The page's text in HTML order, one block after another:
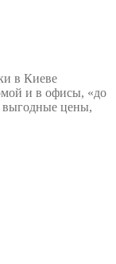
в Киеве
и в офисы, «до
выгодные цены,